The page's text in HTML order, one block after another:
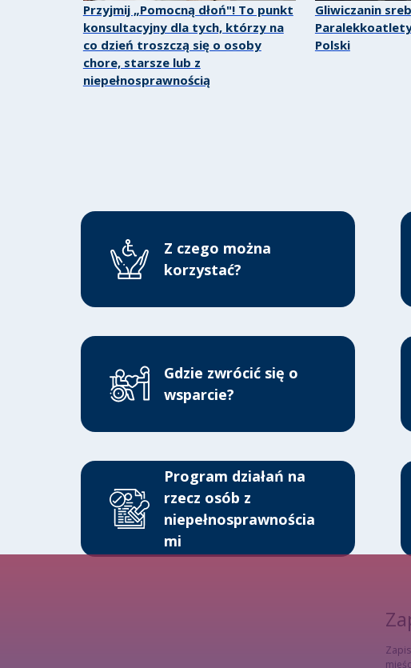
Przyjmij „Pomocną dłoń"! To punkt
konsultacyjny dla tych, którzy na
co dzień troszczą się o osoby
chore, starsze lub z
niepełnosprawnością
Gliwiczanin
Polski
Z czego można
korzystać?
Gdzie zwrócić się o
wsparcie?
Program działań na
rzecz osób z
niepełnosprawnościa
mi